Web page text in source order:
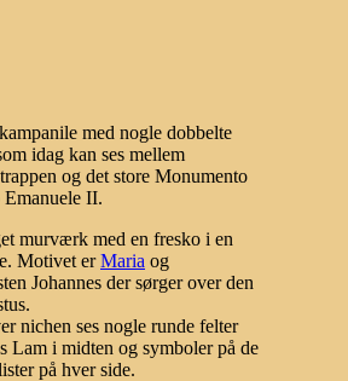
med nogle dobbelte
idag kan ses mellem
og det store Monumento
II.
murværk med en fresko i en
Motivet erMaria og
Johannes der sørger over den
nichen ses nogle runde felter
Lam i midten og symboler på de
på hver side.